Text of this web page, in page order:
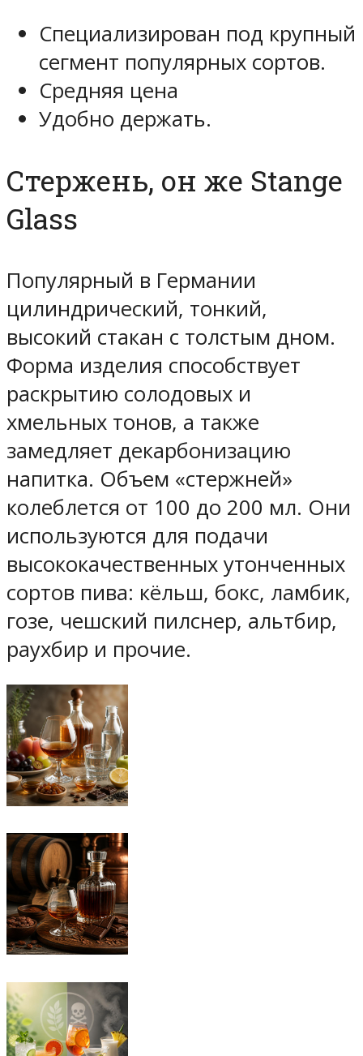
Специализирован под крупный
сегмент популярных сортов.
Средняя цена
Удобно держать.
Стержень, он же Stange
Glass
Популярный в Германии
цилиндрический, тонкий,
высокий стакан с толстым дном.
Форма изделия способствует
раскрытию солодовых и
хмельных тонов, а также
замедляет декарбонизацию
напитка. Объем «стержней»
колеблется от 100 до 200 мл. Они
используются для подачи
высококачественных утонченных
сортов пива: кёльш, бокс, ламбик,
гозе, чешский пилснер, альтбир,
раухбир и прочие.